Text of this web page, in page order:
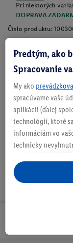
Pri niektorých
DOPRAVA
Číslo produktu:
O produkte
Na stiahnutie
Predtým, ako
Spracovanie
My ako
spracúvame vaše
aplikácii (ďalej
technológií, ktoré
informáciám vo
technicky
personalizovanú
ste účastníkom
aj údaje z vášho
následne si